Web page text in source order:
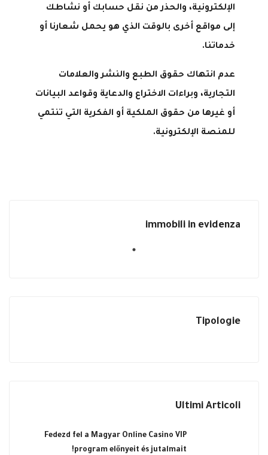
الإلكترونية، والحذر من نقل حسابك أو نشاطك
إلى مواقع أخرى بالوقت الذي هو يحمل شعارنا أو
خدماتنا.
عدم انتهاك حقوق الطبع والنشر والعلامات
التجارية، وبراءات الاختراع والدعاية وقواعد البيانات
أو غيرها من حقوق الملكية أو الفكرية التي تنتمي
للمنصة الإلكترونية.
immobili in evidenza
Tipologie
Ultimi Articoli
Fedezd fel a Magyar Online Casino VIP
program előnyeit és jutalmait!